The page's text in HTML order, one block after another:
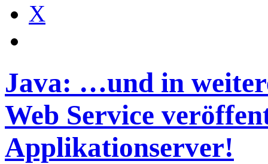
X
Java: …und in
Web Service
Applikationserver!